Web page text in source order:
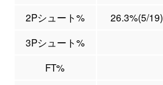
2Pシュート%
26.3%(5/19)
3Pシュート%
FT%